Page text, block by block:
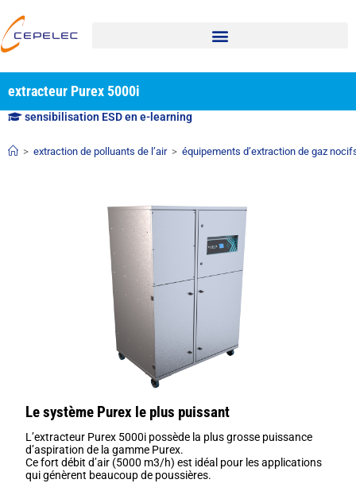
extracteur Purex 5000i
sensibilisation ESD en e-learning
> extraction de polluants de l’air > équipements d’extraction de gaz
Le système Purex le plus puissant
L’extracteur Purex 5000i possède la plus grosse puissance
d’aspiration de la gamme Purex.
Ce fort débit d’air (5000 m3/h) est idéal pour les applications
qui génèrent beaucoup de poussières.